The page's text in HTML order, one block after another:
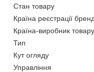
Стан товару
Країна реєстрації
Країна-виробник товару
Тип
Кут огляду
Управління